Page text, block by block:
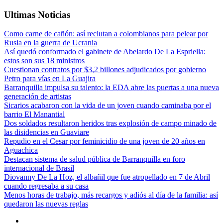
Ultimas Noticias
Como carne de cañón: así reclutan a colombianos para pelear por
Rusia en la guerra de Ucrania
Así quedó conformado el gabinete de Abelardo De La Espriella:
estos son sus 18 ministros
Cuestionan contratos por $3,2 billones adjudicados por gobierno
Petro para vías en La Guajira
Barranquilla impulsa su talento: la EDA abre las puertas a una nueva
generación de artistas
Sicarios acabaron con la vida de un joven cuando caminaba por el
barrio El Manantial
Dos soldados resultaron heridos tras explosión de campo minado de
las disidencias en Guaviare
Repudio en el Cesar por feminicidio de una joven de 20 años en
Aguachica
Destacan sistema de salud pública de Barranquilla en foro
internacional de Brasil
Diovanny De La Hoz, el albañil que fue atropellado en 7 de Abril
cuando regresaba a su casa
Menos horas de trabajo, más recargos y adiós al día de la familia: así
quedaron las nuevas reglas